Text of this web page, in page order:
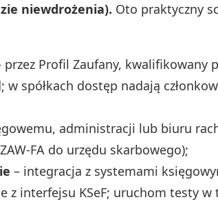
niewdrożenia). Oto praktyczny
przez Profil Zaufany, kwalifikowany
spółkach dostęp nadają
administracji lub biuru
FA do urzędu skarbowego);
– integracja z systemami
z interfejsu KSeF; uruchom testy